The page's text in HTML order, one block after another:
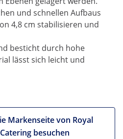
und schnellen Aufbaus
4,8 cm stabilisieren und
besticht durch hohe
lässt sich leicht und
Markenseite von Royal
Catering besuchen